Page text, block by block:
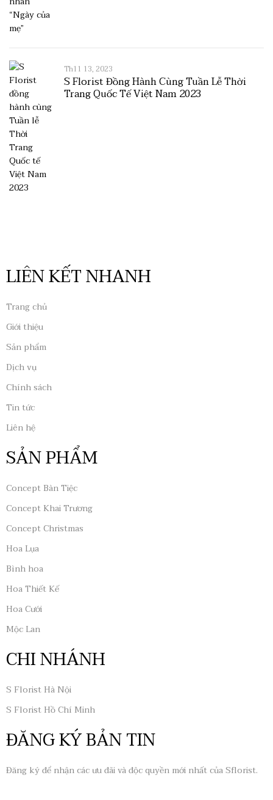
Th11 13, 2023
S Florist Đồng Hành Cùng Tuần Lễ Thời
Trang Quốc Tế Việt Nam 2023
LIÊN KẾT NHANH
Trang chủ
Giới thiệu
Sản phẩm
Dịch vụ
Chính sách
Tin tức
Liên hệ
SẢN PHẨM
Concept Bàn Tiệc
Concept Khai Trương
Concept Christmas
Hoa Lụa
Bình hoa
Hoa Thiết Kế
Hoa Cưới
Mộc Lan
CHI NHÁNH
S Florist Hà Nội
S Florist Hồ Chí Minh
ĐĂNG KÝ BẢN TIN
Đăng ký để nhận các ưu đãi và độc quyền mới nhất của Sflorist.